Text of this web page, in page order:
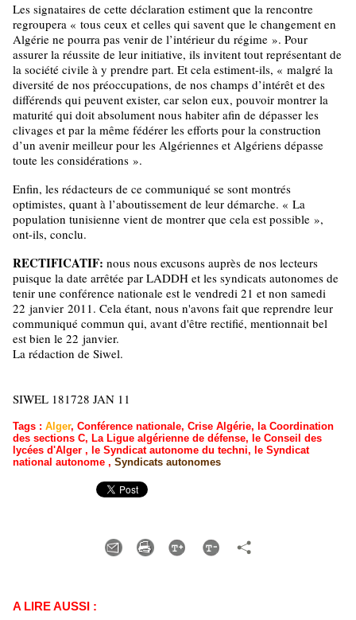
Les signataires de cette déclaration estiment que la rencontre
regroupera « tous ceux et celles qui savent que le changement en
Algérie ne pourra pas venir de l’intérieur du régime ». Pour
assurer la réussite de leur initiative, ils invitent tout représentant de
la société civile à y prendre part. Et cela estiment-ils, « malgré la
diversité de nos préoccupations, de nos champs d’intérêt et des
différends qui peuvent exister, car selon eux, pouvoir montrer la
maturité qui doit absolument nous habiter afin de dépasser les
clivages et par la même fédérer les efforts pour la construction
d’un avenir meilleur pour les Algériennes et Algériens dépasse
toute les considérations ».
Enfin, les rédacteurs de ce communiqué se sont montrés
optimistes, quant à l’aboutissement de leur démarche. « La
population tunisienne vient de montrer que cela est possible »,
ont-ils, conclu.
RECTIFICATIF: nous nous excusons auprès de nos lecteurs
puisque la date arrêtée par LADDH et les syndicats autonomes de
tenir une conférence nationale est le vendredi 21 et non samedi
22 janvier 2011. Cela étant, nous n'avons fait que reprendre leur
communiqué commun qui, avant d'être rectifié, mentionnait bel
est bien le 22 janvier.
La rédaction de Siwel.
SIWEL 181728 JAN 11
Tags : Alger, Conférence nationale, Crise Algérie, la Coordination
des sections C, La Ligue algérienne de défense, le Conseil des
lycées d'Alger , le Syndicat autonome du techni, le Syndicat
national autonome , Syndicats autonomes
A LIRE AUSSI :